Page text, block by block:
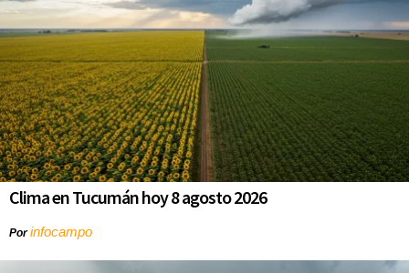
Clima en Tucumán hoy 8 agosto 2026
Porinfocampo